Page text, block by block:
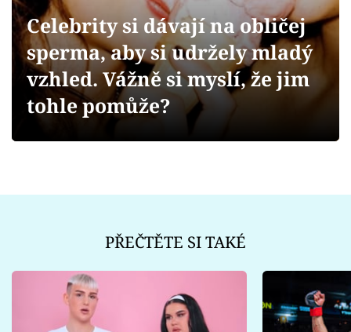
Videa
Sledujte prima+
Celebrity si dávají na obličej
sperma, aby si udržely mladý
vzhled. Vážně si myslí, že jim
tohle pomůže?
PŘEČTĚTE SI TAKÉ